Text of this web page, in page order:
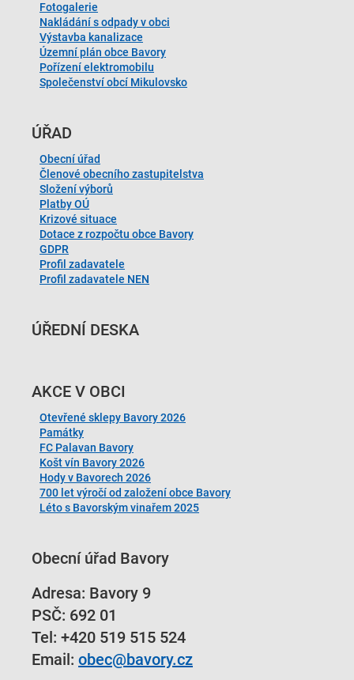
Fotogalerie
Nakládání s odpady v obci
Výstavba kanalizace
Územní plán obce Bavory
Pořízení elektromobilu
Společenství obcí Mikulovsko
ÚŘAD
Obecní úřad
Členové obecního zastupitelstva
Složení výborů
Platby OÚ
Krizové situace
Dotace z rozpočtu obce Bavory
GDPR
Profil zadavatele
Profil zadavatele NEN
ÚŘEDNÍ DESKA
AKCE V OBCI
Otevřené sklepy Bavory 2026
Památky
FC Palavan Bavory
Košt vín Bavory 2026
Hody v Bavorech 2026
700 let výročí od založení obce Bavory
Léto s Bavorským vinařem 2025
Obecní úřad Bavory
Adresa: Bavory 9
PSČ: 692 01
Tel: +420 519 515 524
Email: obec@bavory.cz